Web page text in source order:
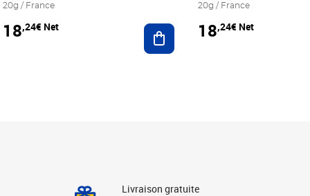
au panier
20g / France
18,24€ Net Ajouter au panier
20g / France
18,24€ Net
Livraison gratuite